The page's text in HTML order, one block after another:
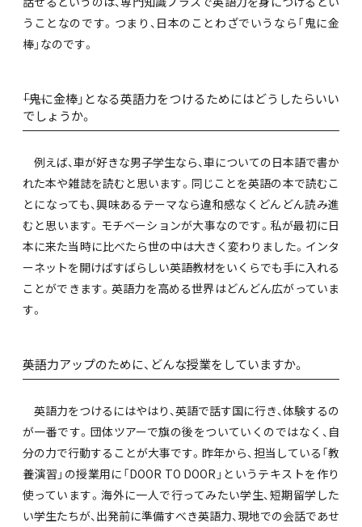
うことなのです。つまり、日本のことわざでいうなら「鬼に金
棒」なのです。
――「鬼に金棒」となる英語力をつけるためにはどうしたらいい
でしょうか。
例えば、車が好きな男子学生なら、車についての日本語で書か
れた本や雑誌を読むと思います。同じことを英語の本で読むこ
とになっても、興味あるテーマなら違和感なくどんどん読み進
むと思います。モチベーションが大事なのです。私が最初に日
本に来た当時に比べたら世の中は大きく変わりました。インタ
ーネットを開けばすばらしい英語教材をいくらでも手に入れる
ことができます。英語力を高める世界はどんどん広がっていま
す。
――英語力アップのために、どんな授業をしていますか。
英語力をつけるにはやはり、英語で話す国に行き、体験するの
が一番です。団体ツアーで旗の後をついていくのではなく、自
分の力で行動することが大事です。昨年から、担当している「教
養演習」の授業用に「DOOR TO DOOR」というテキストを作り
使っています。海外に一人で行ってみたい学生、短期留学した
い学生たちが、出発前に準備すべき英語力、現地での会話であせ